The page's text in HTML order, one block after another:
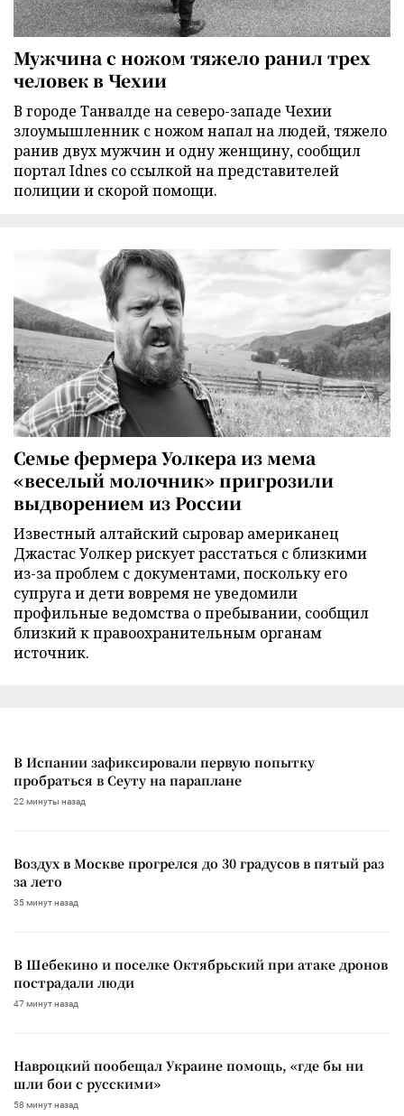
Мужчина с ножом тяжело ранил трех
человек в Чехии
В городе Танвалде на северо-западе Чехии
злоумышленник с ножом напал на людей, тяжело
ранив двух мужчин и одну женщину, сообщил
портал Idnes со ссылкой на представителей
полиции и скорой помощи.
Семье фермера Уолкера из мема
«веселый молочник» пригрозили
выдворением из России
Известный алтайский сыровар американец
Джастас Уолкер рискует расстаться с близкими
из-за проблем с документами, поскольку его
супруга и дети вовремя не уведомили
профильные ведомства о пребывании, сообщил
близкий к правоохранительным органам
источник.
В Испании зафиксировали первую попытку
пробраться в Сеуту на параплане
22 минуты назад
Воздух в Москве прогрелся до 30 градусов в пятый раз
за лето
35 минут назад
В Шебекино и поселке Октябрьский при атаке дронов
пострадали люди
47 минут назад
Навроцкий пообещал Украине помощь, «где бы ни
шли бои с русскими»
58 минут назад